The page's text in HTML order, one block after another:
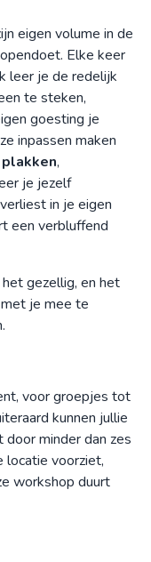
eigen volume in de
Elke keer
leer je de redelijk
te steken,
goesting je
inpassen maken
plakken,
je jezelf
in je eigen
een verbluffend
gezellig, en het
je mee te
voor groepjes tot
kunnen jullie
minder dan zes
voorziet,
workshop duurt